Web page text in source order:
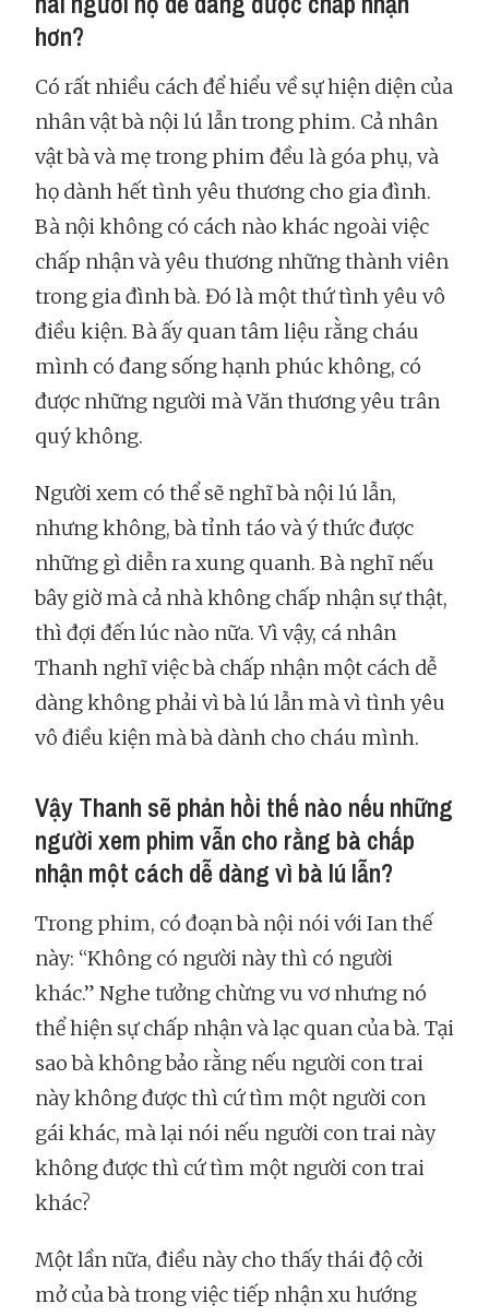
hơn?
Có rất nhiều cách để hiểu về sự hiện diện của
nhân vật bà nội lú lẫn trong phim. Cả nhân
vật bà và mẹ trong phim đều là góa phụ, và
họ dành hết tình yêu thương cho gia đình.
Bà nội không có cách nào khác ngoài việc
chấp nhận và yêu thương những thành viên
trong gia đình bà. Đó là một thứ tình yêu vô
điều kiện. Bà ấy quan tâm liệu rằng cháu
mình có đang sống hạnh phúc không, có
được những người mà Văn thương yêu trân
quý không.
Người xem có thể sẽ nghĩ bà nội lú lẫn,
nhưng không, bà tỉnh táo và ý thức được
những gì diễn ra xung quanh. Bà nghĩ nếu
bây giờ mà cả nhà không chấp nhận sự thật,
thì đợi đến lúc nào nữa. Vì vậy, cá nhân
Thanh nghĩ việc bà chấp nhận một cách dễ
dàng không phải vì bà lú lẫn mà vì tình yêu
vô điều kiện mà bà dành cho cháu mình.
Vậy Thanh sẽ phản hồi thế nào nếu những
người xem phim vẫn cho rằng bà chấp
nhận một cách dễ dàng vì bà lú lẫn?
Trong phim, có đoạn bà nội nói với Ian thế
này: “Không có người này thì có người
khác.” Nghe tưởng chừng vu vơ nhưng nó
thể hiện sự chấp nhận và lạc quan của bà. Tại
sao bà không bảo rằng nếu người con trai
này không được thì cứ tìm một người con
gái khác, mà lại nói nếu người con trai này
không được thì cứ tìm một người con trai
khác?
Một lần nữa, điều này cho thấy thái độ cởi
mở của bà trong việc tiếp nhận xu hướng